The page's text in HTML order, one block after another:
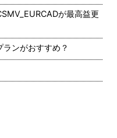
が最高益更
ンがおすすめ？